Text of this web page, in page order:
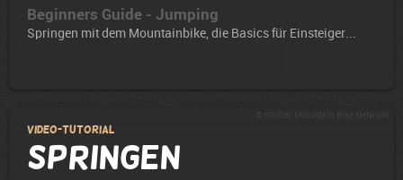
Beginners Guide - Jumping
Springen mit dem Mountainbike, die Basics für Einsteiger...
Video-Tutorial
Springen